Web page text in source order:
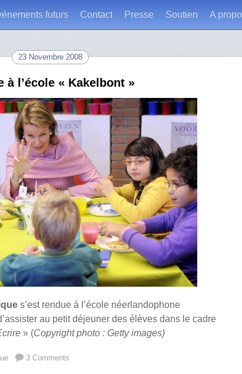
futurs Contact Presse Soutien A
23 Novembre 2008
à l’école « Kakelbont »
s’est rendue à l’école néerlandophone
au petit déjeuner des élèves dans le cadre
» (Copyright photo : Getty images)
3 Comments